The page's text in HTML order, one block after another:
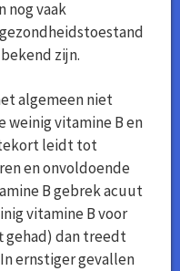
nog vaak
zijn.
algemeen niet
vitamine B en
tekort leidt tot
en onvoldoende
B gebrek acuut
vitamine B voor
gehad) dan treedt
ernstiger gevallen